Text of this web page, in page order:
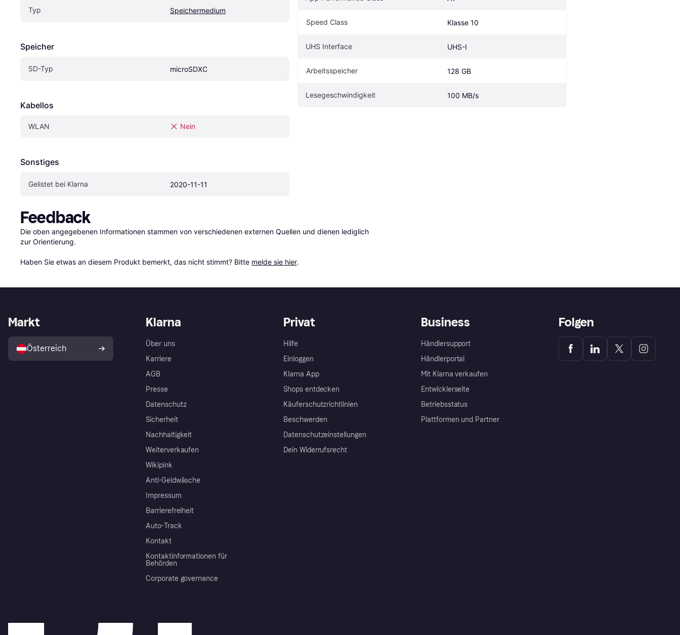
Typ Speichermedium
Speicher
SD-Typ microSDXC
Kabellos
WLAN Nein
Sonstiges
Gelistet bei Klarna 2020-11-11
Speed Class Klasse 10
UHS Interface UHS-I
Arbeitsspeicher 128 GB
Lesegeschwindigkeit 100 MB/s
Feedback
Die oben angegebenen Informationen stammen von verschiedenen externen Quellen und dienen lediglich
zur Orientierung.
Haben Sie etwas an diesem Produkt bemerkt, das nicht stimmt? Bitte melde sie hier.
Klarna
Über uns
Karriere
AGB
Presse
Datenschutz
Sicherheit
Nachhaltigkeit
Weiterverkaufen
Wikipink
Anti-Geldwäsche
Impressum
Barrierefreiheit
Auto-Track
Kontakt
Kontaktinformationen für
Behörden
Corporate governance
Privat
Hilfe
Einloggen
Klarna App
Shops entdecken
Käuferschutzrichtlinien
Beschwerden
Datenschutzeinstellungen
Dein Widerrufsrecht
Business
Händlersupport
Händlerportal
Mit Klarna verkaufen
Entwicklerseite
Betriebsstatus
Plattformen und Partner
Markt
Österreich
Folgen